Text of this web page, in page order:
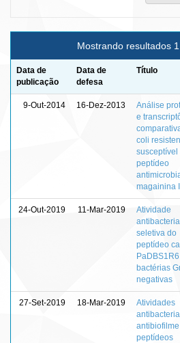
Mostrando resultados
Data de
publicação
Data de
defesa
Título
9-Out-2014 16-Dez-2013
Análise
e
coli
susceptível
peptídeo
magainina I
24-Out-2019 11-Mar-2019
Atividade
seletiva do
peptídeo
bactérias
negativas
27-Set-2019 18-Mar-2019
Atividades
peptídeos